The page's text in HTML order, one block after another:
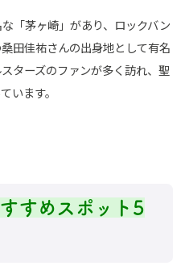
「茅ヶ崎」があり、ロックバン
田佳祐さんの出身地として有名
ターズのファンが多く訪れ、聖
います。
すめスポット5